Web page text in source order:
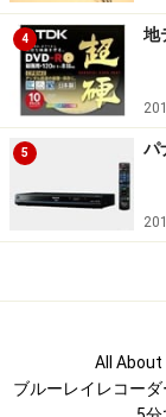
4 地
5 パ
All About
ブルーレイレコーダ